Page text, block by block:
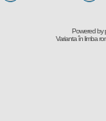
Powered by
Varianta în limba